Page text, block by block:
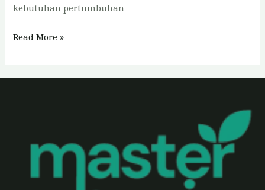
kebutuhan pertumbuhan
Supplier
Read More »